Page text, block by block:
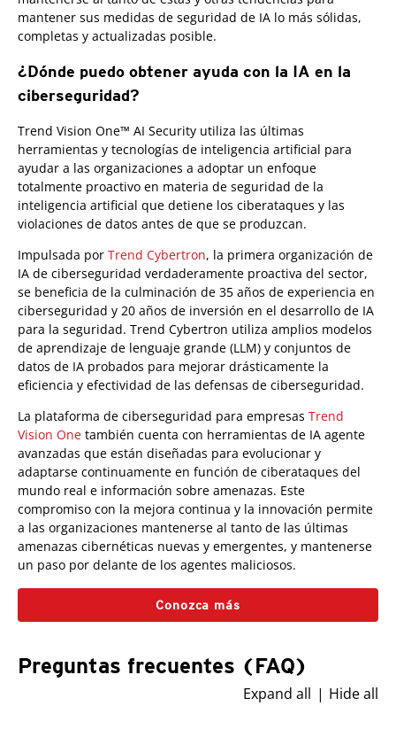
mantener sus medidas de seguridad de IA lo más sólidas,
completas y actualizadas posible.
¿Dónde puedo obtener ayuda con la IA en la
ciberseguridad?
Trend Vision One™ AI Security utiliza las últimas
herramientas y tecnologías de inteligencia artificial para
ayudar a las organizaciones a adoptar un enfoque
totalmente proactivo en materia de seguridad de la
inteligencia artificial que detiene los ciberataques y las
violaciones de datos antes de que se produzcan.
Impulsada por Trend Cybertron, la primera organización de
IA de ciberseguridad verdaderamente proactiva del sector,
se beneficia de la culminación de 35 años de experiencia en
ciberseguridad y 20 años de inversión en el desarrollo de IA
para la seguridad. Trend Cybertron utiliza amplios modelos
de aprendizaje de lenguaje grande (LLM) y conjuntos de
datos de IA probados para mejorar drásticamente la
eficiencia y efectividad de las defensas de ciberseguridad.
La plataforma de ciberseguridad para empresas Trend
Vision One también cuenta con herramientas de IA agente
avanzadas que están diseñadas para evolucionar y
adaptarse continuamente en función de ciberataques del
mundo real e información sobre amenazas. Este
compromiso con la mejora continua y la innovación permite
a las organizaciones mantenerse al tanto de las últimas
amenazas cibernéticas nuevas y emergentes, y mantenerse
un paso por delante de los agentes maliciosos.
Conozca más
Preguntas frecuentes (FAQ)
Expand all Hide all